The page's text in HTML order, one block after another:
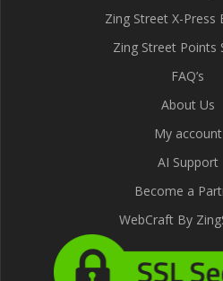
Zing Street X-Press
Zing Street Points
FAQ’s
About Us
My account
AI Support
Become a
WebCraft By